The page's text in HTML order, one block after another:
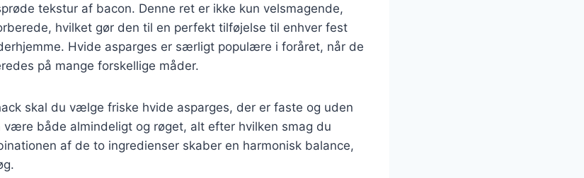
tekstur af bacon. Denne ret er ikke kun velsmagende,
hvilket gør den til en perfekt tilføjelse til enhver fest
Hvide asparges er særligt populære i foråret, når de
på mange forskellige måder.
skal du vælge friske hvide asparges, der er faste og uden
være både almindeligt og røget, alt efter hvilken smag du
af de to ingredienser skaber en harmonisk balance,